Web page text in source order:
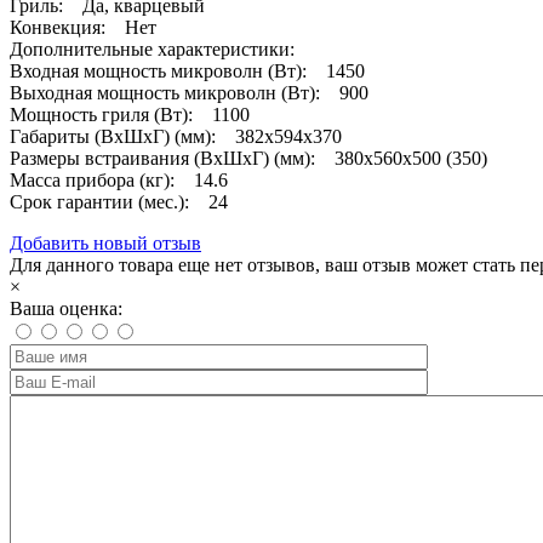
Гриль: Да, кварцевый
Конвекция: Нет
Дополнительные характеристики:
Входная мощность микроволн (Вт): 1450
Выходная мощность микроволн (Вт): 900
Мощность гриля (Вт): 1100
Габариты (ВхШхГ) (мм): 382х594х370
Размеры встраивания (ВхШхГ) (мм): 380x560x500 (350)
Масса прибора (кг): 14.6
Срок гарантии (мес.): 24
Добавить новый отзыв
Для данного товара еще нет отзывов, ваш отзыв может стать
×
Ваша оценка: